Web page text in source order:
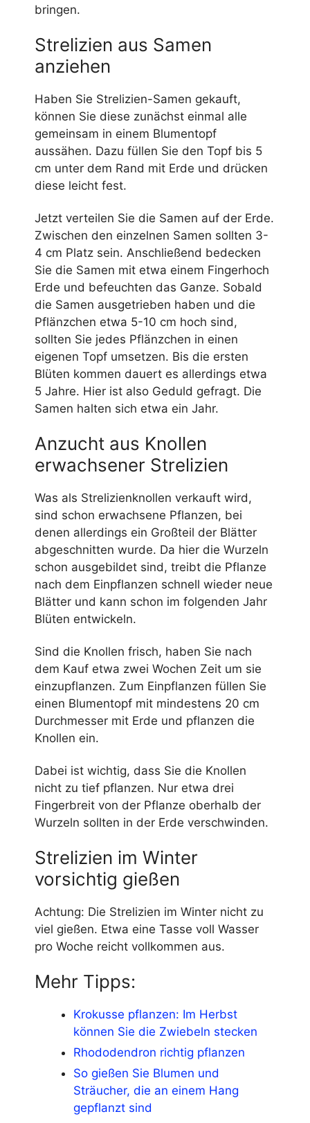
bringen.
Strelizien aus Samen
anziehen
Haben Sie Strelizien-Samen gekauft,
können Sie diese zunächst einmal alle
gemeinsam in einem Blumentopf
aussähen. Dazu füllen Sie den Topf bis 5
cm unter dem Rand mit Erde und drücken
diese leicht fest.
Jetzt verteilen Sie die Samen auf der Erde.
Zwischen den einzelnen Samen sollten 3-
4 cm Platz sein. Anschließend bedecken
Sie die Samen mit etwa einem Fingerhoch
Erde und befeuchten das Ganze. Sobald
die Samen ausgetrieben haben und die
Pflänzchen etwa 5-10 cm hoch sind,
sollten Sie jedes Pflänzchen in einen
eigenen Topf umsetzen. Bis die ersten
Blüten kommen dauert es allerdings etwa
5 Jahre. Hier ist also Geduld gefragt. Die
Samen halten sich etwa ein Jahr.
Anzucht aus Knollen
erwachsener Strelizien
Was als Strelizienknollen verkauft wird,
sind schon erwachsene Pflanzen, bei
denen allerdings ein Großteil der Blätter
abgeschnitten wurde. Da hier die Wurzeln
schon ausgebildet sind, treibt die Pflanze
nach dem Einpflanzen schnell wieder neue
Blätter und kann schon im folgenden Jahr
Blüten entwickeln.
Sind die Knollen frisch, haben Sie nach
dem Kauf etwa zwei Wochen Zeit um sie
einzupflanzen. Zum Einpflanzen füllen Sie
einen Blumentopf mit mindestens 20 cm
Durchmesser mit Erde und pflanzen die
Knollen ein.
Dabei ist wichtig, dass Sie die Knollen
nicht zu tief pflanzen. Nur etwa drei
Fingerbreit von der Pflanze oberhalb der
Wurzeln sollten in der Erde verschwinden.
Strelizien im Winter
vorsichtig gießen
Achtung: Die Strelizien im Winter nicht zu
viel gießen. Etwa eine Tasse voll Wasser
pro Woche reicht vollkommen aus.
Mehr Tipps:
Krokusse pflanzen: Im Herbst
können Sie die Zwiebeln stecken
Rhododendron richtig pflanzen
So gießen Sie Blumen und
Sträucher, die an einem Hang
gepflanzt sind